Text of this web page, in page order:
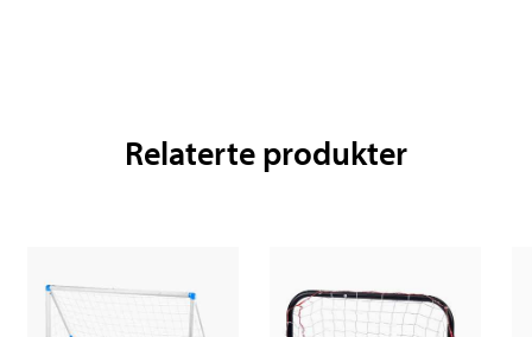
Relaterte produkter